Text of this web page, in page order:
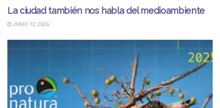
La ciudad también nos habla del medioambiente
JUNIO 12, 2026